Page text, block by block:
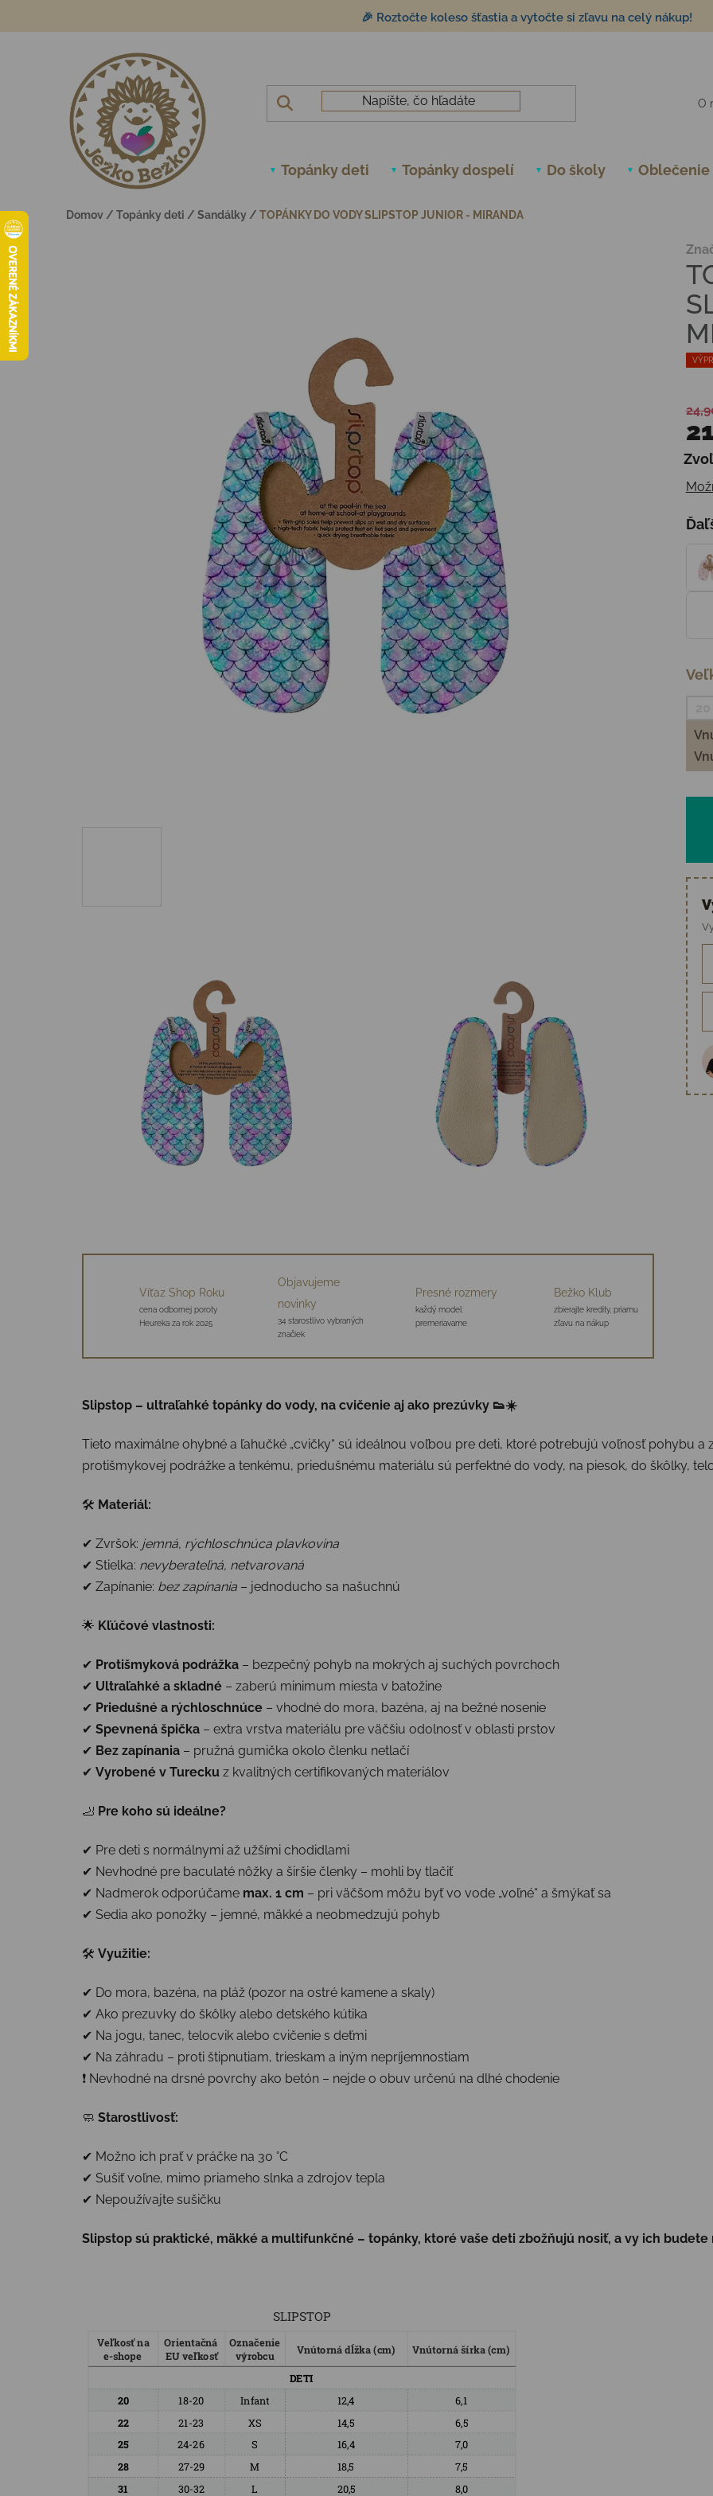
🎉 Roztočte koleso šťastia a vytočte si zľavu na celý nákup!
O
Topánky deti Topánky dospelí Do školy Oblečenie
Domov / Topánky deti / Sandálky / TOPÁNKY DO VODY SLIPSTOP JUNIOR - MIRANDA
Víťaz Shop Roku
cena odbornej poroty
Heureka za rok 2025
Objavujeme
novinky
34 starostlivo vybraných
značiek
Presné rozmery
každý model
premeriavame
Bežko Klub
zbierajte kredity, priamu
zľavu na nákup
Slipstop – ultraľahké topánky do vody, na cvičenie aj ako prezúvky 👟☀️
Tieto maximálne ohybné a ľahučké „cvičky“ sú ideálnou voľbou pre deti, ktoré potrebujú voľnosť pohybu a
protišmykovej podrážke a tenkému, priedušnému materiálu sú perfektné do vody, na piesok, do škôlky,
🛠 Materiál:
✔ Zvršok: jemná, rýchloschnúca plavkovina
✔ Stielka: nevyberateľná, netvarovaná
✔ Zapínanie: bez zapínania – jednoducho sa našuchnú
🌟 Kľúčové vlastnosti:
✔ Protišmyková podrážka – bezpečný pohyb na mokrých aj suchých povrchoch
✔ Ultraľahké a skladné – zaberú minimum miesta v batožine
✔ Priedušné a rýchloschnúce – vhodné do mora, bazéna, aj na bežné nosenie
✔ Spevnená špička – extra vrstva materiálu pre väčšiu odolnosť v oblasti prstov
✔ Bez zapínania – pružná gumička okolo členku netlačí
✔ Vyrobené v Turecku z kvalitných certifikovaných materiálov
🦶 Pre koho sú ideálne?
✔ Pre deti s normálnymi až užšími chodidlami
✔ Nevhodné pre baculaté nôžky a širšie členky – mohli by tlačiť
✔ Nadmerok odporúčame max. 1 cm – pri väčšom môžu byť vo vode „voľné“ a šmýkať sa
✔ Sedia ako ponožky – jemné, mäkké a neobmedzujú pohyb
🛠 Využitie:
✔ Do mora, bazéna, na pláž (pozor na ostré kamene a skaly)
✔ Ako prezuvky do škôlky alebo detského kútika
✔ Na jogu, tanec, telocvik alebo cvičenie s deťmi
✔ Na záhradu – proti štipnutiam, trieskam a iným nepríjemnostiam
❗ Nevhodné na drsné povrchy ako betón – nejde o obuv určenú na dlhé chodenie
🧼 Starostlivosť:
✔ Možno ich prať v práčke na 30 °C
✔ Sušiť voľne, mimo priameho slnka a zdrojov tepla
✔ Nepoužívajte sušičku
Slipstop sú praktické, mäkké a multifunkčné – topánky, ktoré vaše deti zbožňujú nosiť, a vy ich